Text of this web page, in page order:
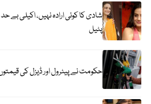
شادی کا کوئی ارادہ نہیں، اکیلی بے
پٹیل
حکومت نے پیٹرول اور ڈیزل کی